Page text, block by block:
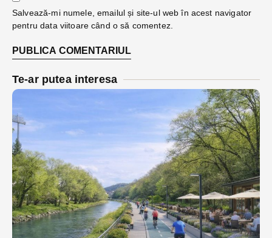
Salvează-mi numele, emailul și site-ul web în acest navigator
pentru data viitoare când o să comentez.
Te-ar putea interesa